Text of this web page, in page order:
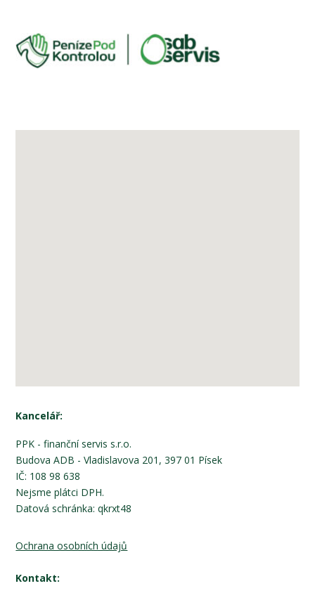
Kancelář:
PPK - finanční servis s.r.o.
Budova ADB - Vladislavova 201, 397 01 Písek
IČ: 108 98 638
Nejsme plátci DPH.
Datová schránka: qkrxt48
Ochrana osobních údajů
Kontakt: